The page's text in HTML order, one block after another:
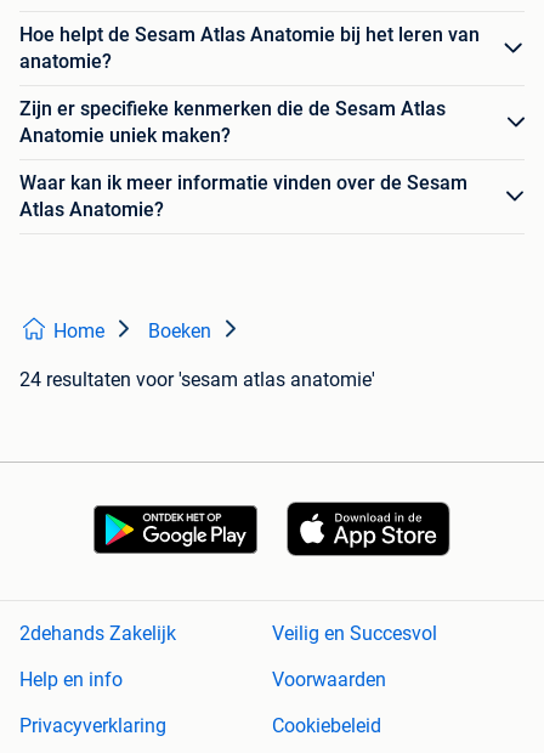
Hoe helpt de Sesam Atlas Anatomie bij het leren van
anatomie?
Zijn er specifieke kenmerken die de Sesam Atlas
Anatomie uniek maken?
Waar kan ik meer informatie vinden over de Sesam
Atlas Anatomie?
Home Boeken
24 resultaten voor 'sesam atlas anatomie'
2dehands Zakelijk
Veilig en Succesvol
Help en info
Voorwaarden
Privacyverklaring
Cookiebeleid